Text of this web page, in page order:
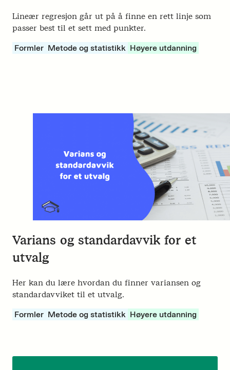
Lineær regresjon går ut på å finne en rett linje som
passer best til et sett med punkter.
Formler Metode og statistikk Høyere utdanning
Varians og standardavvik for et
utvalg
Her kan du lære hvordan du finner variansen og
standardavviket til et utvalg.
Formler Metode og statistikk Høyere utdanning